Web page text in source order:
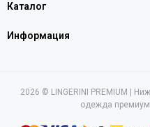
Каталог
Информация
2026 © LINGERINI PREMIUM |
одежда премиум